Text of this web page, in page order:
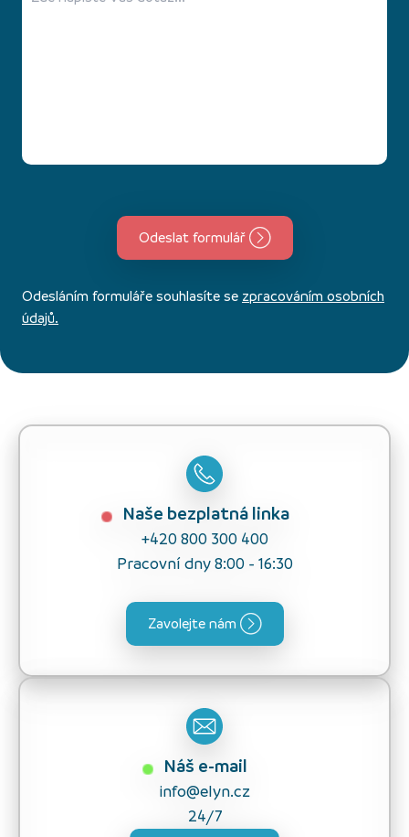
Odeslat formulář
Odesláním formuláře souhlasíte se zpracováním osobních
údajů.
Naše bezplatná linka
+420 800 300 400
Pracovní dny 8:00 - 16:30
Zavolejte nám
Náš e-mail
info@elyn.cz
24/7